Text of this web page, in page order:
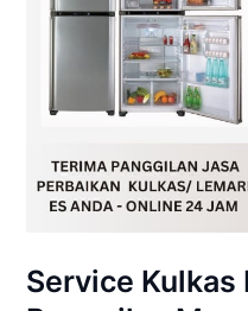
Service Kulkas